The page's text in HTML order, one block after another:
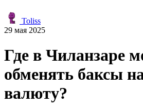
Toliss
29 мая 2025
Где в Чиланзаре
обменять баксы
валюту?